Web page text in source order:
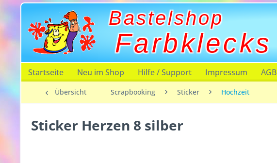
Bastelshop
Farbklecks
Startseite Neu im Shop Hilfe / Support Impressum AGB
Übersicht Scrapbooking Sticker Hochzeit
Sticker Herzen 8 silber